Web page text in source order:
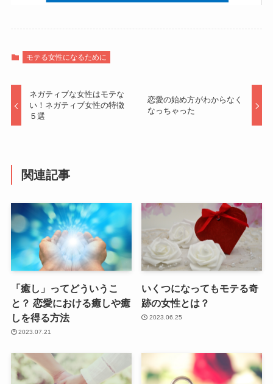
モテる女性になるために
ネガティブな女性はモテな
い！ネガティブ女性の特徴
５選
恋愛の始め方がわからなく
なっちゃった
関連記事
「癒し」ってどういうこ
と？ 恋愛における癒しや癒
しを得る方法
2023.07.21
いくつになってもモテる奇
跡の女性とは？
2023.06.25